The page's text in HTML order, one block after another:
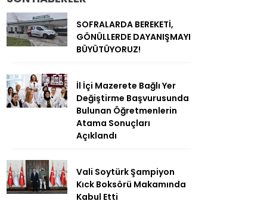
SOFRALARDA BEREKETİ,
GÖNÜLLERDE DAYANIŞMAYI
BÜYÜTÜYORUZ!
İl İçi Mazerete Bağlı Yer
Değiştirme Başvurusunda
Bulunan Öğretmenlerin
Atama Sonuçları
Açıklandı
Vali Soytürk Şampiyon
Kıck Boksörü Makamında
Kabul Etti